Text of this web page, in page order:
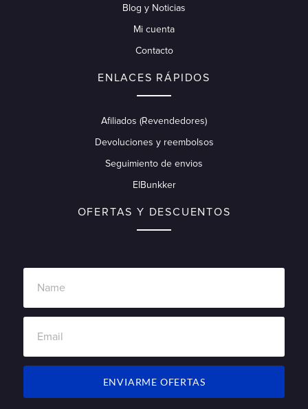
Blog y Noticias
Mi cuenta
Contacto
ENLACES RÁPIDOS
Afiliados (Revendedores)
Devoluciones y reembolsos
Seguimiento de envios
ElBunkker
OFERTAS Y DESCUENTOS
ENVIARME OFERTAS